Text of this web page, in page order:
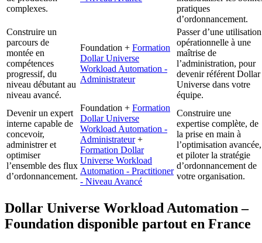
complexes.
pratiques
d’ordonnancement.
Construire un
parcours de
montée en
compétences
progressif, du
niveau débutant au
niveau avancé.
Foundation + Formation
Dollar Universe
Workload Automation -
Administrateur
Passer d’une utilisation
opérationnelle à une
maîtrise de
l’administration, pour
devenir référent Dollar
Universe dans votre
équipe.
Devenir un expert
interne capable de
concevoir,
administrer et
optimiser
l’ensemble des flux
d’ordonnancement.
Foundation + Formation
Dollar Universe
Workload Automation -
Administrateur+
Formation Dollar
Universe Workload
Automation - Practitioner
- Niveau Avancé
Construire une
expertise complète, de
la prise en main à
l’optimisation avancée,
et piloter la stratégie
d’ordonnancement de
votre organisation.
Dollar Universe Workload Automation –
Foundation disponible partout en France